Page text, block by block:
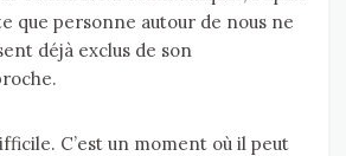
que personne autour de nous ne
déjà exclus de son
C’est un moment où il peut